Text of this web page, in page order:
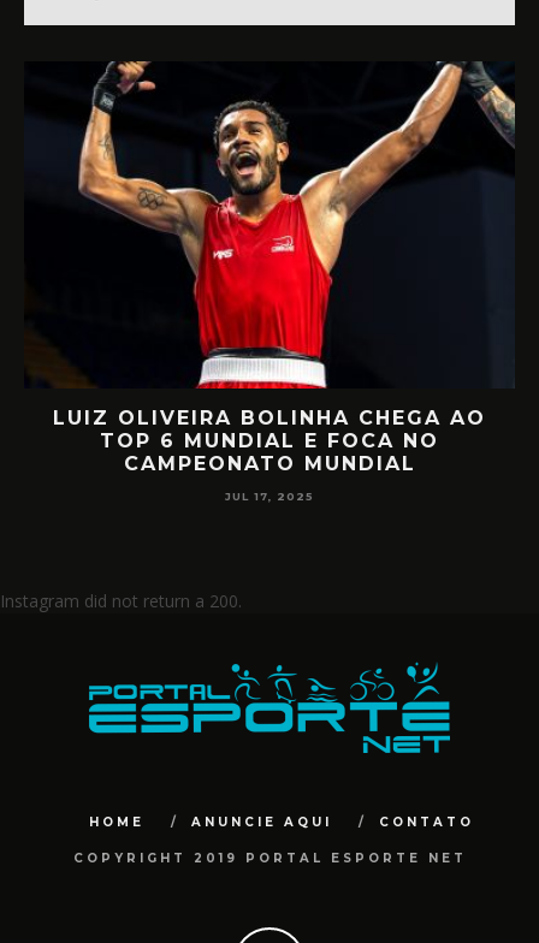
LUIZ OLIVEIRA BOLINHA CHEGA AO
TOP 6 MUNDIAL E FOCA NO
CAMPEONATO MUNDIAL
JUL 17, 2025
Instagram did not return a 200.
HOME ANUNCIE AQUI CONTATO
COPYRIGHT 2019 PORTAL ESPORTE NET